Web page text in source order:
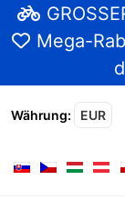
Mega-
Währung: EUR
Sprache